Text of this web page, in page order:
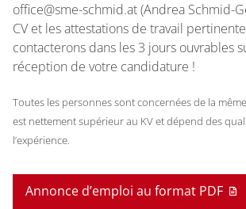
office@sme-schmid.at (Andrea Schmid-
CV et les attestations de travail
contacterons dans les 3 jours ouvrables
réception de votre candidature !
Toutes les personnes sont concernées de la
est nettement supérieur au KV et dépend des
l’expérience.
Annonce d’emploi au format PDF